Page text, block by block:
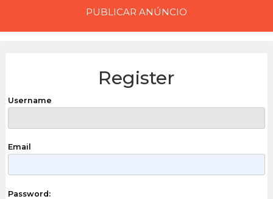
PUBLICAR ANÚNCIO
Register
Username
Email
Password: